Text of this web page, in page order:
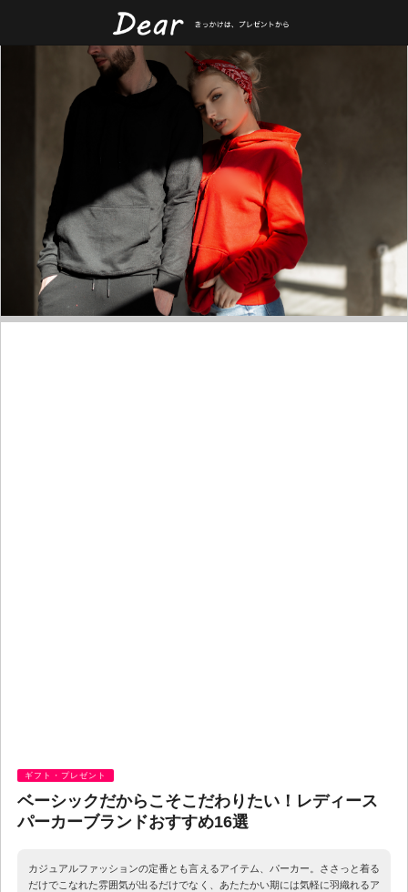
ギフト・プレゼント
ベーシックだからこそこだわりたい！レディース
パーカーブランドおすすめ16選
カジュアルファッションの定番とも言えるアイテム、パーカー。ささっと着る
だけでこなれた雰囲気が出るだけでなく、あたたかい期には気軽に羽織れるア